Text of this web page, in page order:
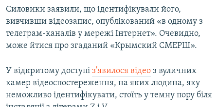
Силовики заявили, що ідентифікували його,
вивчивши відеозапис, опублікований «в одному з
телеграм-каналів у мережі Інтернет». Очевидно,
може йтися про згаданий «Крымский СМЕРШ».
У відкритому доступі з'явилося відео з вуличних
камер відеоспостереження, на яких людина, яку
неможливо ідентифікувати, стоїть у темну пору біля